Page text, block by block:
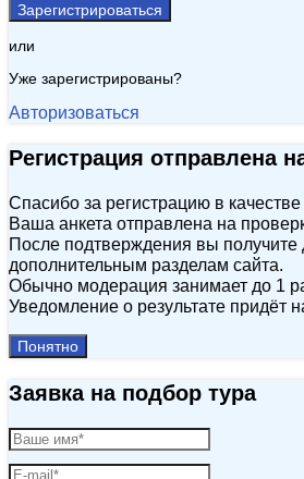
Зарегистрироваться
или
Уже зарегистрированы?
Авторизоваться
Регистрация отправлена
Спасибо за регистрацию в качестве
Ваша анкета отправлена на
После подтверждения вы получите
дополнительным разделам сайта.
Обычно модерация занимает до 1
Уведомление о результате придёт
Понятно
Заявка на подбор тура